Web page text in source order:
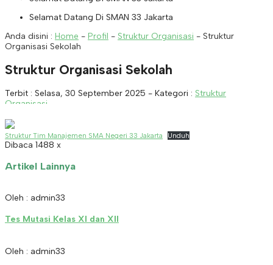
Selamat Datang Di SMAN 33 Jakarta
Anda disini : Home - Profil - Struktur Organisasi - Struktur
Organisasi Sekolah
Struktur Organisasi Sekolah
Terbit : Selasa, 30 September 2025 - Kategori : Struktur
Organisasi
Struktur Tim Manajemen SMA Negeri 33 Jakarta Unduh
Dibaca 1488 x
Artikel Lainnya
Oleh : admin33
Tes Mutasi Kelas XI dan XII
Oleh : admin33